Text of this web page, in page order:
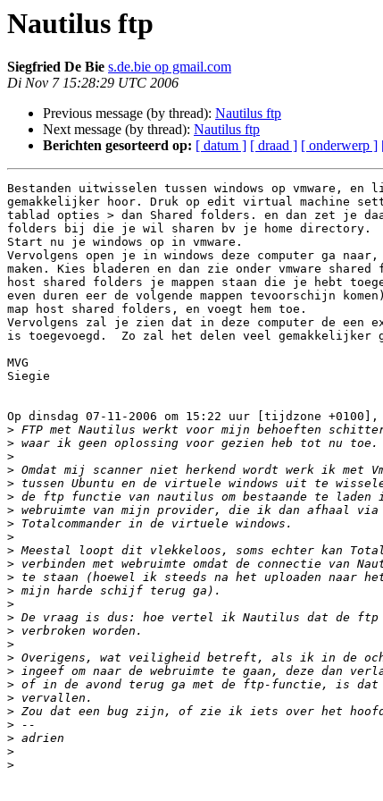
Nautilus ftp
Siegfried De Bie s.de.bie op gmail.com
Di Nov 7 15:28:29 UTC 2006
Previous message (by thread): Nautilus ftp
Next message (by thread): Nautilus ftp
Berichten gesorteerd op: [ datum ] [ draad ] [ onderwerp ]
Bestanden uitwisselen tussen windows op vmware, en
gemakkelijker hoor. Druk op edit virtual machine
tablad opties > dan Shared folders. en dan zet je
folders bij die je wil sharen bv je home directory.
Start nu je windows op in vmware.
Vervolgens open je in windows deze computer ga
maken. Kies bladeren en dan zie onder vmware
host shared folders je mappen staan die je hebt
even duren eer de volgende mappen tevoorschijn
map host shared folders, en voegt hem toe.
Vervolgens zal je zien dat in deze computer de een
is toegevoegd.  Zo zal het delen veel gemakkelijker
MVG
Siegie
Op dinsdag 07-11-2006 om 15:22 uur [tijdzone
>
>
>
>
>
>
>
>
>
>
>
>
>
>
>
>
>
>
>
>
>
>
>
>
>
>